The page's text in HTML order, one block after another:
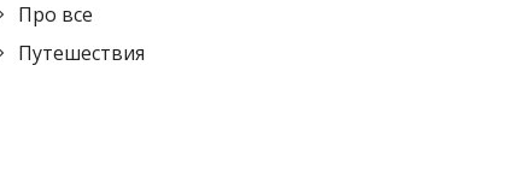
Про все
Путешествия